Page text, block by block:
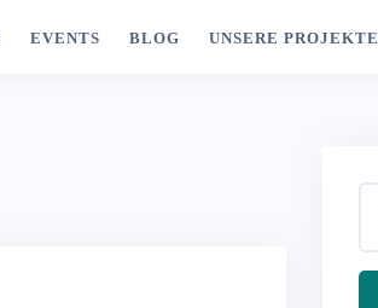
EVENTS BLOG UNSERE PROJEKTE